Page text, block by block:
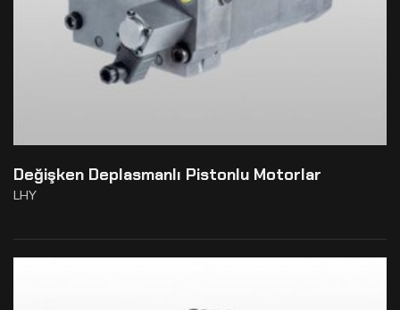
Değişken Deplasmanlı Pistonlu Motorlar
LHY